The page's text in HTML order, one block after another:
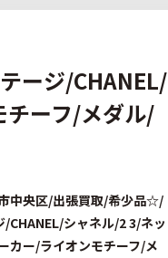
ージ/CHANEL/
ーフ/メダル/
中央区/出張買取/希少品☆/
/CHANEL/シャネル/2 3/ネッ
カー/ライオンモチーフ/メ